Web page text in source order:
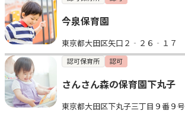
お気に入り
見学日記
メッセージ
今泉保育園
東京都大田区矢口２‐２６‐１７
認可保育所 認可
さんさん森の保育園下丸子
東京都大田区下丸子三丁目９番９号